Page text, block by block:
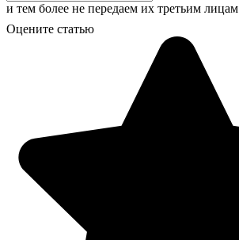
и тем более не передаем их третьим лицам
Оцените статью